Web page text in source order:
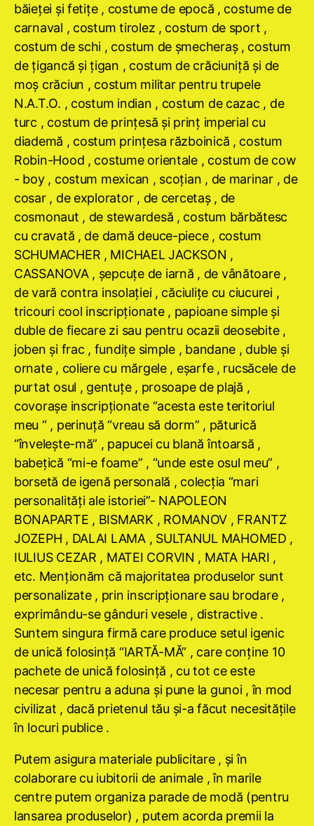
băieţei şi fetiţe , costume de epocă , costume de
carnaval , costum tirolez , costum de sport ,
costum de schi , costum de şmecheraş , costum
de ţigancă şi ţigan , costum de crăciuniţă şi de
moş crăciun , costum militar pentru trupele
N.A.T.O. , costum indian , costum de cazac , de
turc , costum de prinţesă şi prinţ imperial cu
diademă , costum prinţesa războinică , costum
Robin-Hood , costume orientale , costum de cow
- boy , costum mexican , scoţian , de marinar , de
cosar , de explorator , de cercetaş , de
cosmonaut , de stewardesă , costum bărbătesc
cu cravată , de damă deuce-piece , costum
SCHUMACHER , MICHAEL JACKSON ,
CASSANOVA , şepcuţe de iarnă , de vânătoare ,
de vară contra insolaţiei , căciuliţe cu ciucurei ,
tricouri cool inscripţionate , papioane simple şi
duble de fiecare zi sau pentru ocazii deosebite ,
joben şi frac , fundiţe simple , bandane , duble şi
ornate , coliere cu mărgele , eşarfe , rucsăcele de
purtat osul , gentuţe , prosoape de plajă ,
covoraşe inscripţionate “acesta este teritoriul
meu “ , perinuţă “vreau să dorm” , păturică
“înveleşte-mă” , papucei cu blană întoarsă ,
babeţică “mi-e foame” , “unde este osul meu” ,
borsetă de igenă personală , colecţia “mari
personalităţi ale istoriei”- NAPOLEON
BONAPARTE , BISMARK , ROMANOV , FRANTZ
JOZEPH , DALAI LAMA , SULTANUL MAHOMED ,
IULIUS CEZAR , MATEI CORVIN , MATA HARI ,
etc. Menţionăm că majoritatea produselor sunt
personalizate , prin inscripţionare sau brodare ,
exprimându-se gânduri vesele , distractive .
Suntem singura firmă care produce setul igenic
de unică folosinţă “IARTĂ-MĂ” , care conţine 10
pachete de unică folosinţă , cu tot ce este
necesar pentru a aduna şi pune la gunoi , în mod
civilizat , dacă prietenul tău şi-a făcut necesităţile
în locuri publice .
Putem asigura materiale publicitare , şi în
colaborare cu iubitorii de animale , în marile
centre putem organiza parade de modă (pentru
lansarea produselor) , putem acorda premii la